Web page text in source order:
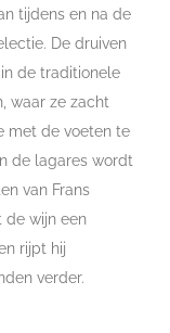
tijdens en na de
De druiven
de traditionele
waar ze zacht
met de voeten te
de lagares wordt
van Frans
de wijn een
rijpt hij
verder.